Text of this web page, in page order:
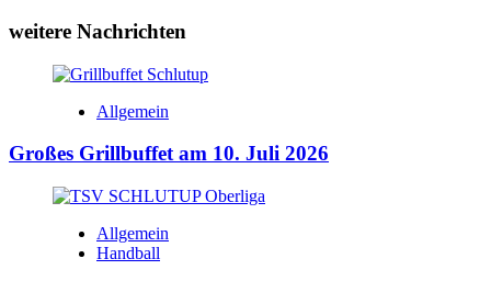
weitere Nachrichten
Allgemein
Großes Grillbuffet am 10. Juli 2026
Allgemein
Handball